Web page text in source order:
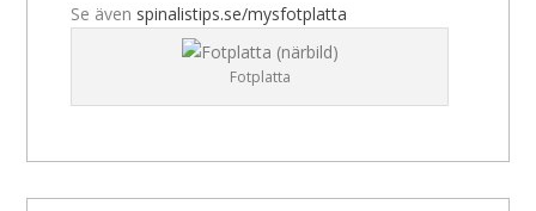
Se även spinalistips.se/mysfotplatta
Fotplatta